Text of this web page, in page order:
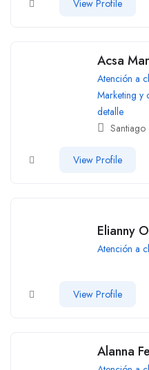
View Profile
Acsa
Atención a
Marketing y
detalle
Santiago
View Profile
Elianny
Atención a
View Profile
Alanna